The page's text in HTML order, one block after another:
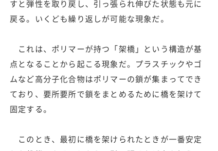
すと弾性を取り戻し、引っ張られ伸びた状態も元に
戻る。いくども繰り返しが可能な現象だ。
これは、ポリマーが持つ「架橋」という構造が基
点となることから起こる現象だ。プラスチックやゴ
ムなど高分子化合物はポリマーの鎖が集まってでき
ており、要所要所で鎖をまとめるために橋を架けて
固定する。
このとき、最初に橋を架けられたときが一番安定